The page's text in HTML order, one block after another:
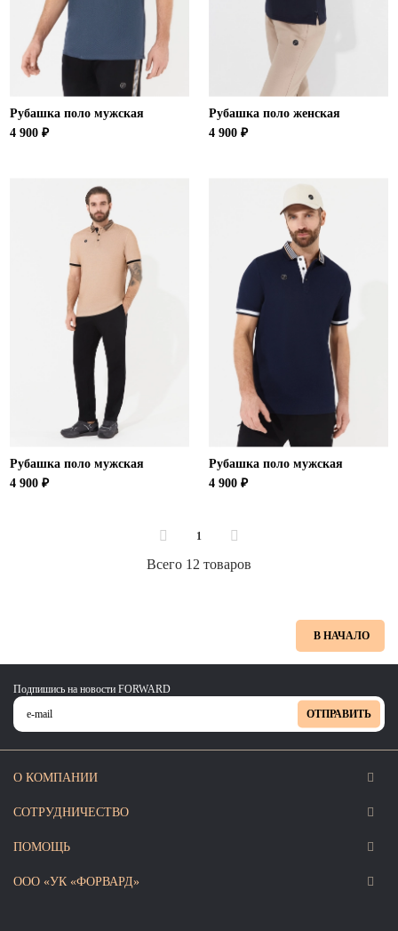
Рубашка поло мужская
4 900 ₽
Рубашка поло женская
4 900 ₽
Рубашка поло мужская
4 900 ₽
Рубашка поло мужская
4 900 ₽
1
Всего 12 товаров
В НАЧАЛО
Подпишись на новости FORWARD
ОТПРАВИТЬ
О КОМПАНИИ
СОТРУДНИЧЕСТВО
ПОМОЩЬ
ООО «УК «ФОРВАРД»